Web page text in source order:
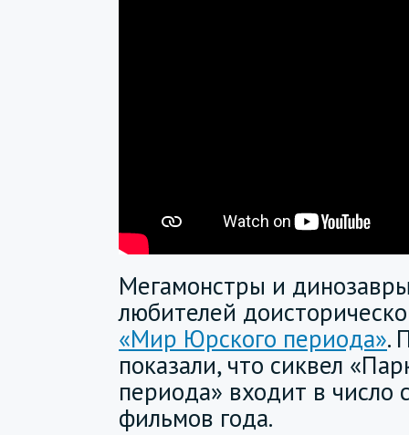
Мегамонстры и
любителей
«Мир Юрского периода».
показали, что сиквел
периода» входит в
фильмов года.